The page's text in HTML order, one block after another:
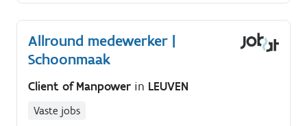
van industriële schoonmaak, schoonmaak van
evenementen, tot ramen wassen en meer!.
Allround medewerker |
Schoonmaak
Client of Manpower in LEUVEN
Vaste jobs